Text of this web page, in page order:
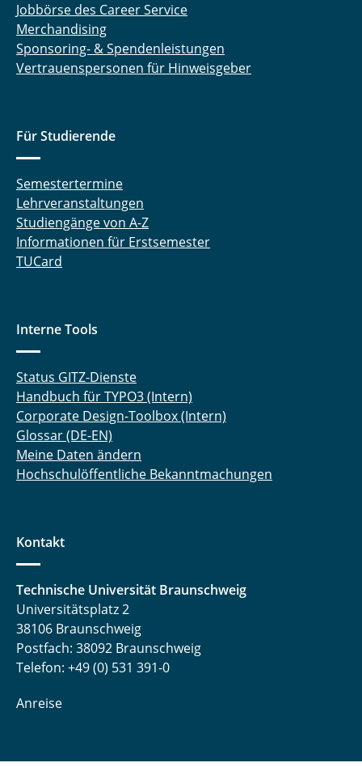
Jobbörse des Career Service
Merchandising
Sponsoring- & Spendenleistungen
Vertrauenspersonen für Hinweisgeber
Für Studierende
Semestertermine
Lehrveranstaltungen
Studiengänge von A-Z
Informationen für Erstsemester
TUCard
Interne Tools
Status GITZ-Dienste
Handbuch für TYPO3 (Intern)
Corporate Design-Toolbox (Intern)
Glossar (DE-EN)
Meine Daten ändern
Hochschulöffentliche Bekanntmachungen
Kontakt
Technische Universität Braunschweig
Universitätsplatz 2
38106 Braunschweig
Postfach: 38092 Braunschweig
Telefon: +49 (0) 531 391-0
Anreise